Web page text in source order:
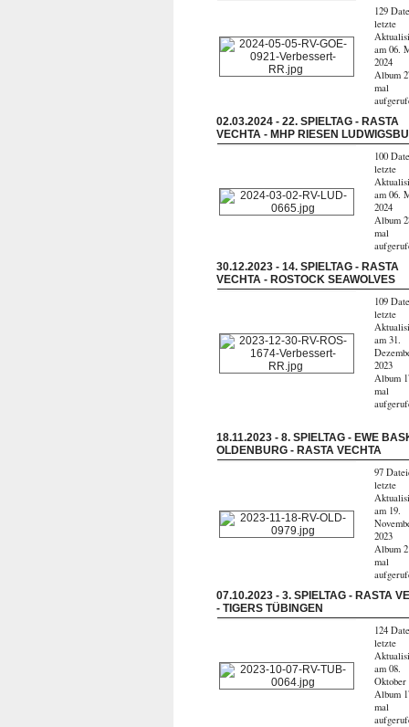
129
letzte
am 06.
2024
Album
mal
02.03.2024 - 22. SPIELTAG - RASTA
VECHTA - MHP RIESEN
100
letzte
am 06.
2024
Album
mal
30.12.2023 - 14. SPIELTAG - RASTA
VECHTA - ROSTOCK SEAWOLVES
109
letzte
am 31.
2023
Album
mal
18.11.2023 - 8. SPIELTAG - EWE
OLDENBURG - RASTA VECHTA
97
letzte
am 19.
2023
Album
mal
07.10.2023 - 3. SPIELTAG - RASTA
- TIGERS TÜBINGEN
124
letzte
am 08.
Oktober
Album
mal